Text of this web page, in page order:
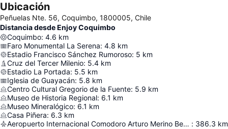
Ubicación
Peñuelas Nte. 56, Coquimbo, 1800005, Chile
Distancia desde Enjoy Coquimbo
Coquimbo: 4.6 km
Faro Monumental La Serena: 4.8 km
Estadio Francisco Sánchez Rumoroso: 5 km
Cruz del Tercer Milenio: 5.4 km
Estadio La Portada: 5.5 km
Iglesia de Guayacán: 5.8 km
Centro Cultural Gregorio de la Fuente: 5.9 km
Museo de Historia Regional: 6.1 km
Museo Mineralógico: 6.1 km
Casa Piñera: 6.3 km
Aeropuerto Internacional Comodoro Arturo Merino Benítez : 386.3 km